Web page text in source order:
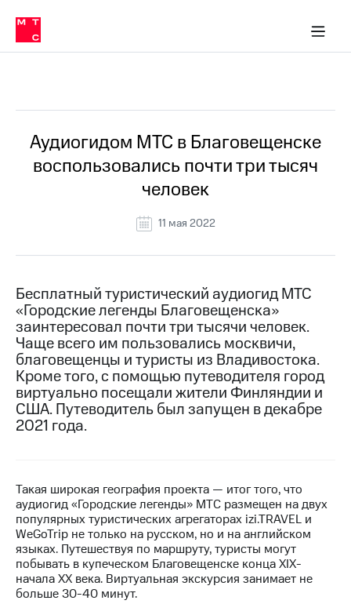
Медиа-центр
и акционерам
Устойчивое развитие
Комплаенс и деловая этика
компании
Карьера
История
компании
информация
Контакты
Медиа-центр
Пресс-
релизы
МТС
о технологиях
Достижения
отчетность
Контакты
Новости
в
регионе
в МТС
Пресс-
релизы
о технологиях
Аудиогидом МТС в Благовещенске
воспользовались почти три тысяч
человек
11 мая 2022
Бесплатный туристический аудиогид МТС
«Городские легенды Благовещенска»
заинтересовал почти три тысячи человек.
Чаще всего им пользовались москвичи,
благовещенцы и туристы из Владивостока.
Кроме того, с помощью путеводителя город
виртуально посещали жители Финляндии и
США. Путеводитель был запущен в декабре
2021 года.
Такая широкая география проекта — итог того, что
аудиогид «Городские легенды» МТС размещен на двух
популярных туристических агрегаторах izi.TRAVEL и
WeGoTrip не только на русском, но и на английском
языках. Путешествуя по маршруту, туристы могут
побывать в купеческом Благовещенске конца XIX-
начала XX века. Виртуальная экскурсия занимает не
больше 30-40 минут.